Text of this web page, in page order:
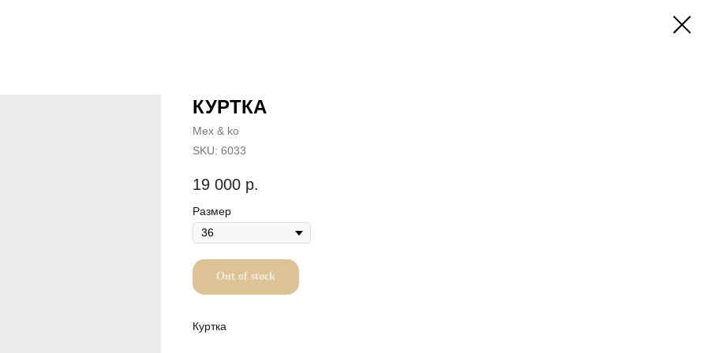
КУРТКА
Mex & ko
SKU: 6033
19 000 р.
Размер
Out of stock
Куртка